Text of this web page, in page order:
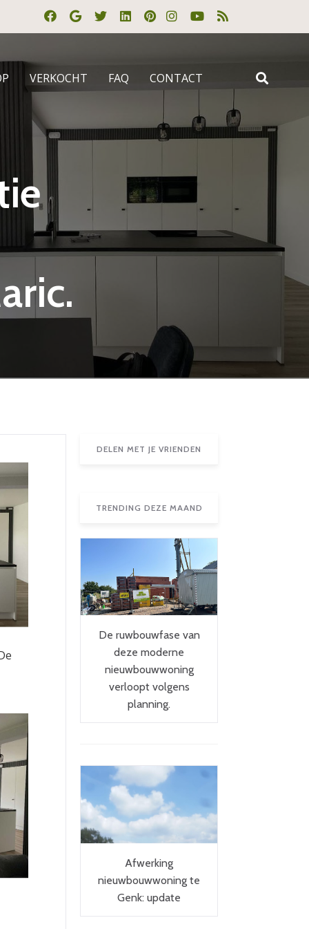
VERKOCHT FAQ CONTACT
DELEN MET JE VRIENDEN
TRENDING DEZE MAAND
De ruwbouwfase van
deze moderne
nieuwbouwwoning
verloopt volgens
planning.
Afwerking
nieuwbouwwoning te
Genk: update